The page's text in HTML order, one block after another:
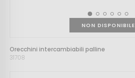
NON DISPONIBILE
Orecchini intercambiabili palline
31708